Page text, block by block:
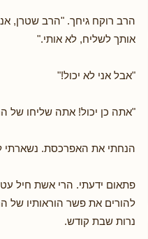
הרב רוקח גיחך. "הרב שטרן,
אותך לשליח, לא אותי."
"אבל אני לא יכול!"
"אתה כן יכול! אתה שליחו של
הנחתי את האפרכסת. נשארתי
פתאום ידעתי. הרי אשת חיל
להורים את פשר הוראותיו של
נרות שבת קודש.